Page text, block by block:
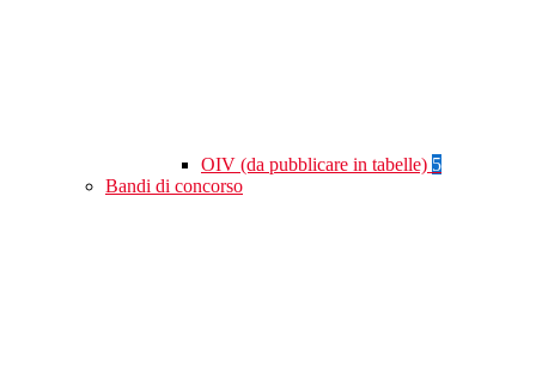
OIV (da pubblicare in tabelle) 5
Bandi di concorso